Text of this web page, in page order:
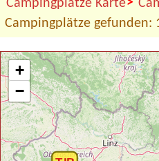
Campingplätze Karte
Campingplätze gefunden:
+
−